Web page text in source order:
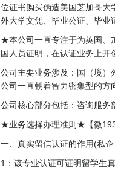
位证书购买伪造美国芝加哥大
外大学文凭、毕业公证、毕业
★本公司一直专注于为英国、
国人员证明，在认证业务上开
公司主要业务涉及：国（境）
公司一直朝着智力密集型的方
公司核心部分包括：咨询服务
★业务选择办理准则★【微
一、真实留信认证的作用(私
1：该专业认证可证明留学生